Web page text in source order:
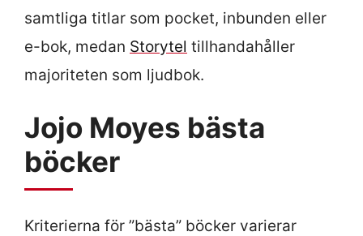
samtliga titlar som pocket, inbunden eller
e-bok, medan Storytel tillhandahåller
majoriteten som ljudbok.
Jojo Moyes bästa
böcker
Kriterierna för ”bästa” böcker varierar